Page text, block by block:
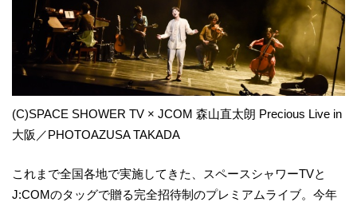
(C)SPACE SHOWER TV × JCOM 森山直太朗 Precious Live in
大阪／PHOTOAZUSA TAKADA
これまで全国各地で実施してきた、スペースシャワーTVと
J:COMのタッグで贈る完全招待制のプレミアムライブ。今年